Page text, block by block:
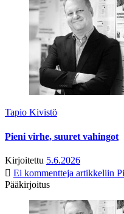
Tapio Kivistö
Pieni virhe, suuret vahingot
Kirjoitettu 5.6.2026
Ei kommentteja artikkeliin
Pääkirjoitus